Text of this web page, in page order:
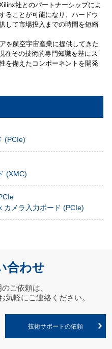
社とのパートナーシップによ
ることが可能になり、ハードウ
して市場投入までの時間を短縮
を航空宇宙産業に提供してきた
在その技術的専門知識を基にス
を備えたコンポーネントを開発
(PCIe)
(XMC)
カメラ入力ボード (PCIe)
合わせ
ご依頼は、
気軽にご連絡ください。
技術サポートの依頼